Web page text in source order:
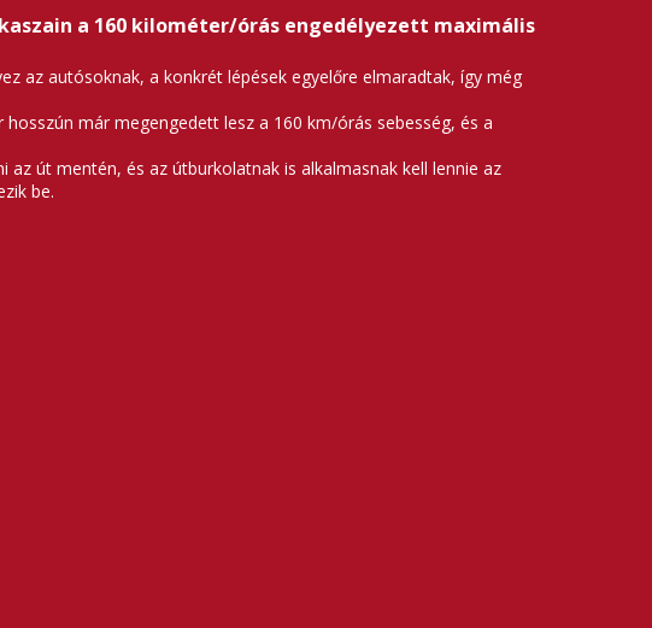
a 160 kilométer/órás engedélyezett maximális
az autósoknak, a konkrét lépések egyelőre elmaradtak, így még
már megengedett lesz a 160 km/órás sebesség, és a
út mentén, és az útburkolatnak is alkalmasnak kell lennie az
be.